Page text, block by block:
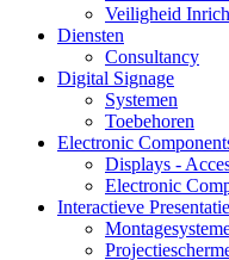
Veiligheid
Diensten
Consultancy
Digital Signage
Systemen
Toebehoren
Electronic
Displays -
Electronic
Interactieve Presentatie